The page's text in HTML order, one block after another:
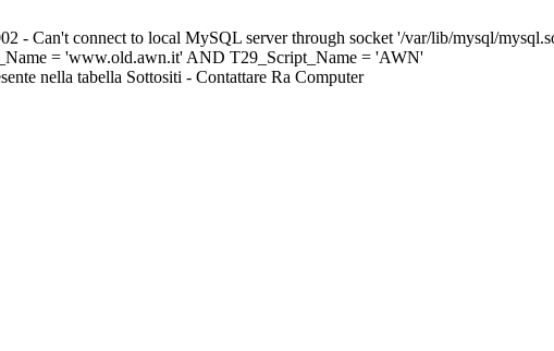
- Can't connect to local MySQL server through socket '/var/lib/mysql/
= 'www.old.awn.it' AND T29_Script_Name = 'AWN'
nella tabella Sottositi - Contattare Ra Computer